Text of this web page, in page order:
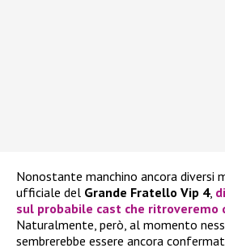
Nonostante manchino ancora diversi
ufficiale del Grande Fratello Vip 4,
sul probabile cast che ritroveremo
Naturalmente, però, al momento
sembrerebbe essere ancora